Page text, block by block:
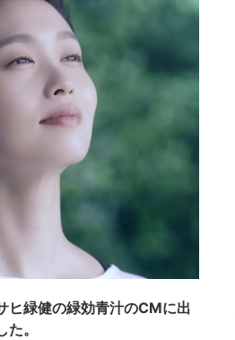
ヒ緑健の緑効青汁のCMに出
。